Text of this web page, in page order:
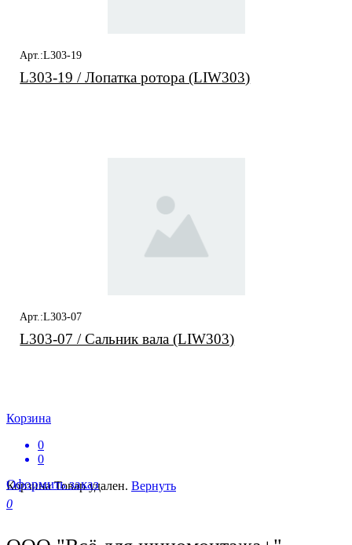
Арт.:L303-19
L303-19 / Лопатка ротора (LIW303)
Арт.:L303-07
L303-07 / Сальник вала (LIW303)
Корзина
0
0
Корзина Товар удален. Вернуть
0
Оформить заказ